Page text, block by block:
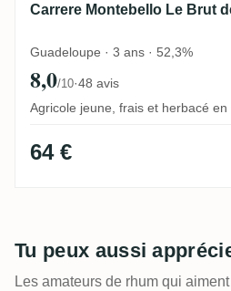
Carrere Montebello Le Brut
Guadeloupe · 3 ans · 52,3%
8,0/10·48 avis
Agricole jeune, frais et herbacé
64 €
Tu peux aussi
Les amateurs de rhum qui